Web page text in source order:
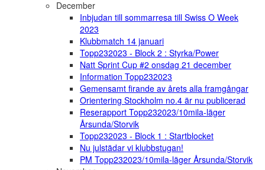
December
Inbjudan till sommarresa till Swiss O Week
2023
Klubbmatch 14 januari
Topp232023 - Block 2 : Styrka/Power
Natt Sprint Cup #2 onsdag 21 december
Information Topp232023
Gemensamt firande av årets alla framgångar
Orientering Stockholm no.4 är nu publicerad
Reserapport Topp232023/10mila-läger
Årsunda/Storvik
Topp232023 - Block 1 : Startblocket
Nu julstädar vi klubbstugan!
PM Topp232023/10mila-läger Årsunda/Storvik